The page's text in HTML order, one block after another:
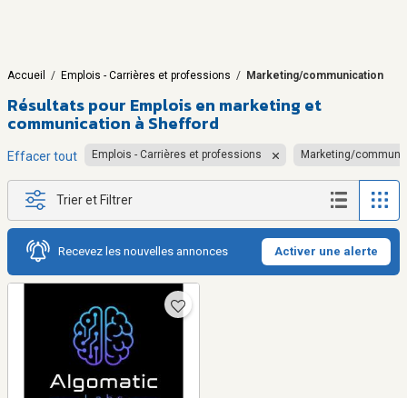
Accueil / Emplois - Carrières et professions / Marketing/communication
Résultats pour Emplois en marketing et
communication à Shefford
Effacer tout Emplois - Carrières et professions Marketing/
Trier et Filtrer
Recevez les nouvelles annonces Activer une alerte